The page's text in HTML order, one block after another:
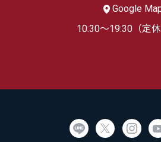
Google
10:30～19:30（定休